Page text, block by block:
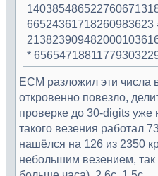
66524361718260983623
*
ECM разложил эти числа
откровенно повезло,
проверке до 30-digits уже
такого везения работал
нашёлся на 126 из 2350
небольшим везением, так